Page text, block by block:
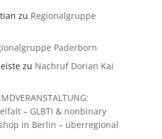
zu Regionalgruppe
Paderborn
zu Nachruf Dorian Kai
– GLBTI & nonbinary
in Berlin – überregional